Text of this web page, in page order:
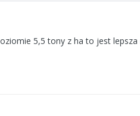
5,5 tony z ha to jest